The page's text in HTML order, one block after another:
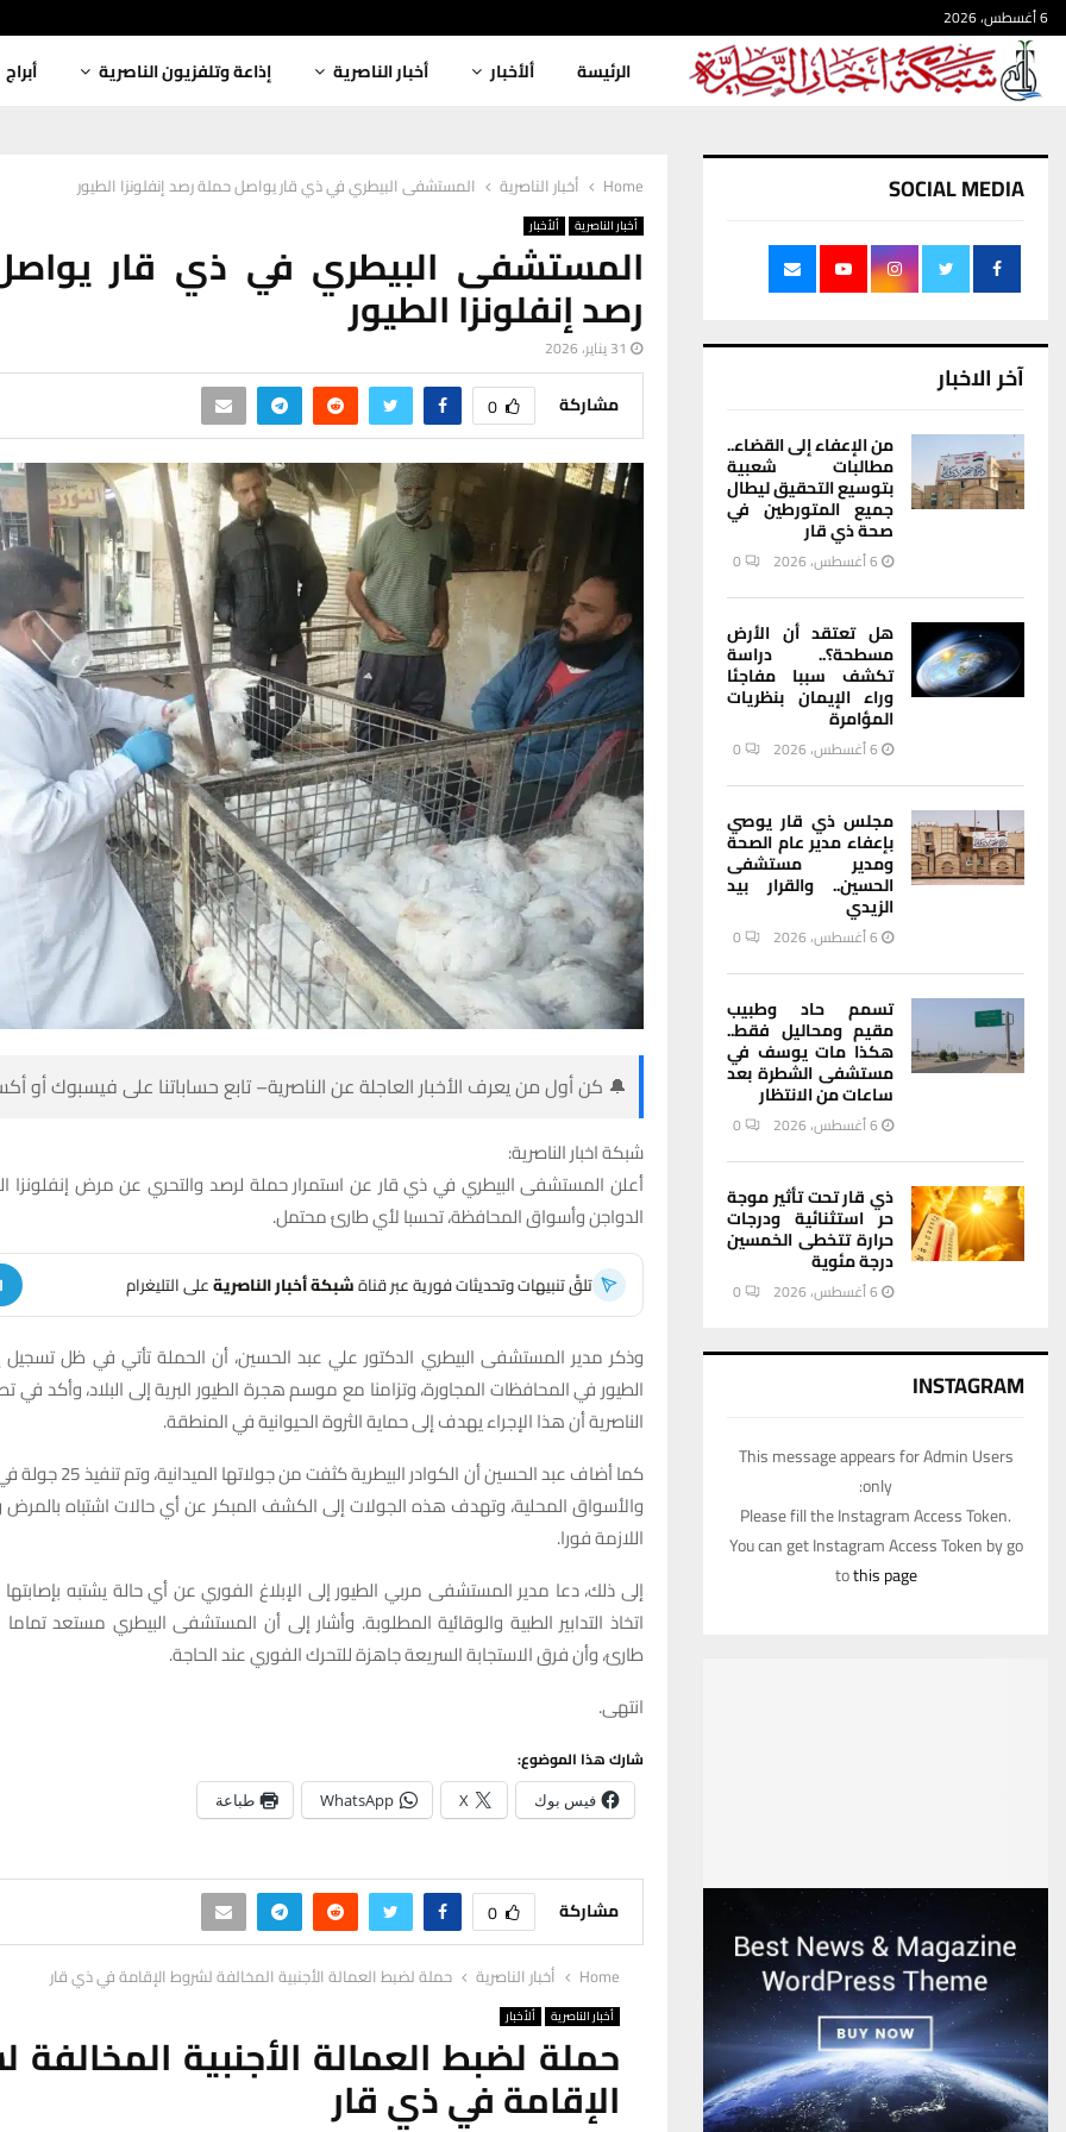
6 أغسطس، 2026
الرئيسة ألأخبار أخبار الناصرية إذاعة وتلفزيون الناصرية أبراج
Home أخبار الناصرية المستشفى البيطري في ذي قار يواصل حملة رصد إنفلونزا الطيور
أخبار الناصرية ألأخبار
المستشفى البيطري في ذي قار
رصد إنفلونزا الطيور
31 يناير، 2026
مشاركة 0
🔔 كن أول من يعرف الأخبار العاجلة عن الناصرية– تابع حساباتنا على فيسبوك أو
شبكة اخبار الناصرية:
أعلن المستشفى البيطري في ذي قار عن استمرار حملة لرصد والتحري عن مرض إنفلونزا
الدواجن وأسواق المحافظة، تحسبا لأي طارئ محتمل.
تلقَّ تنبيهات وتحديثات فورية عبر قناةشبكة أخبار الناصريةعلى التليغرام
وذكر مدير المستشفى البيطري الدكتور علي عبد الحسين، أن الحملة تأتي في ظل تسجيل
الطيور في المحافظات المجاورة، وتزامنا مع موسم هجرة الطيور البرية إلى البلاد، وأكد في
الناصرية أن هذا الإجراء يهدف إلى حماية الثروة الحيوانية في المنطقة.
كما أضاف عبد الحسين أن
والأسواق المحلية، وتهدف هذه الجولات إلى الكشف المبكر عن أي حالات اشتباه بالمرض
اللازمة فورا.
إلى ذلك، دعا مدير المستشفى مربي الطيور إلى الإبلاغ الفوري عن أي حالة يشتبه
اتخاذ التدابير الطبية والوقائية المطلوبة. وأشار إلى أن المستشفى البيطري مستعد
طارئ، وأن فرق الاستجابة السريعة جاهزة للتحرك الفوري عند الحاجة.
انتهى.
شارك هذا الموضوع:
فيس بوك X
WhatsApp طباعة
مشاركة 0
Home أخبار الناصرية حملة لضبط العمالة الأجنبية المخالفة لشروط الإقامة في ذي قار
أخبار الناصرية ألأخبار
حملة لضبط العمالة الأجنبية
الإقامة في ذي قار
SOCIAL MEDIA
آخر الاخبار
من الإعفاء إلى القضاء..
مطالبات شعبية
بتوسيع التحقيق ليطال
جميع المتورطين في
صحة ذي قار
6 أغسطس، 2026 0
هل تعتقد أن الأرض
مسطحة؟.. دراسة
تكشف سببا مفاجئا
وراء الإيمان بنظريات
المؤامرة
6 أغسطس، 2026 0
مجلس ذي قار يوصي
بإعفاء مدير عام الصحة
ومدير مستشفى
الحسين.. والقرار بيد
الزيدي
6 أغسطس، 2026 0
تسمم حاد وطبيب
مقيم ومحاليل فقط..
هكذا مات يوسف في
مستشفى الشطرة بعد
ساعات من الانتظار
6 أغسطس، 2026 0
ذي قار تحت تأثير موجة
حر استثنائية ودرجات
حرارة تتخطى الخمسين
درجة مئوية
6 أغسطس، 2026 0
INSTAGRAM
This message appears for Admin Users
only:
Please fill the Instagram Access Token.
You can get Instagram Access Token by go
tothis page